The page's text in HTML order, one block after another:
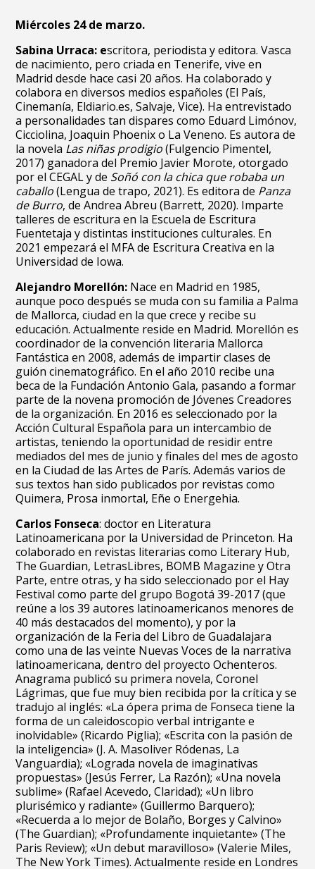
Miércoles 24 de marzo.
Sabina Urraca: escritora, periodista y editora. Vasca
de nacimiento, pero criada en Tenerife, vive en
Madrid desde hace casi 20 años. Ha colaborado y
colabora en diversos medios españoles (El País,
Cinemanía, Eldiario.es, Salvaje, Vice). Ha entrevistado
a personalidades tan dispares como Eduard Limónov,
Cicciolina, Joaquin Phoenix o La Veneno. Es autora de
la novela Las niñas prodigio(Fulgencio Pimentel,
2017) ganadora del Premio Javier Morote, otorgado
por el CEGAL y de Soñó con la chica que robaba un
caballo(Lengua de trapo, 2021). Es editora de Panza
de Burro, de Andrea Abreu (Barrett, 2020). Imparte
talleres de escritura en la Escuela de Escritura
Fuentetaja y distintas instituciones culturales. En
2021 empezará el MFA de Escritura Creativa en la
Universidad de Iowa.
Alejandro Morellón: Nace en Madrid en 1985,
aunque poco después se muda con su familia a Palma
de Mallorca, ciudad en la que crece y recibe su
educación. Actualmente reside en Madrid. Morellón es
coordinador de la convención literaria Mallorca
Fantástica en 2008, además de impartir clases de
guión cinematográfico. En el año 2010 recibe una
beca de la Fundación Antonio Gala, pasando a formar
parte de la novena promoción de Jóvenes Creadores
de la organización. En 2016 es seleccionado por la
Acción Cultural Española para un intercambio de
artistas, teniendo la oportunidad de residir entre
mediados del mes de junio y finales del mes de agosto
en la Ciudad de las Artes de París. Además varios de
sus textos han sido publicados por revistas como
Quimera, Prosa inmortal, Eñe o Energehia.
Carlos Fonseca: doctor en Literatura
Latinoamericana por la Universidad de Princeton. Ha
colaborado en revistas literarias como Literary Hub,
The Guardian, LetrasLibres, BOMB Magazine y Otra
Parte, entre otras, y ha sido seleccionado por el Hay
Festival como parte del grupo Bogotá 39-2017 (que
reúne a los 39 autores latinoamericanos menores de
40 más destacados del momento), y por la
organización de la Feria del Libro de Guadalajara
como una de las veinte Nuevas Voces de la narrativa
latinoamericana, dentro del proyecto Ochenteros.
Anagrama publicó su primera novela, Coronel
Lágrimas, que fue muy bien recibida por la crítica y se
tradujo al inglés: «La ópera prima de Fonseca tiene la
forma de un caleidoscopio verbal intrigante e
inolvidable» (Ricardo Piglia); «Escrita con la pasión de
la inteligencia» (J. A. Masoliver Ródenas, La
Vanguardia); «Lograda novela de imaginativas
propuestas» (Jesús Ferrer, La Razón); «Una novela
sublime» (Rafael Acevedo, Claridad); «Un libro
plurisémico y radiante» (Guillermo Barquero);
«Recuerda a lo mejor de Bolaño, Borges y Calvino»
(The Guardian); «Profundamente inquietante» (The
Paris Review); «Un debut maravilloso» (Valerie Miles,
The New York Times). Actualmente reside en Londres